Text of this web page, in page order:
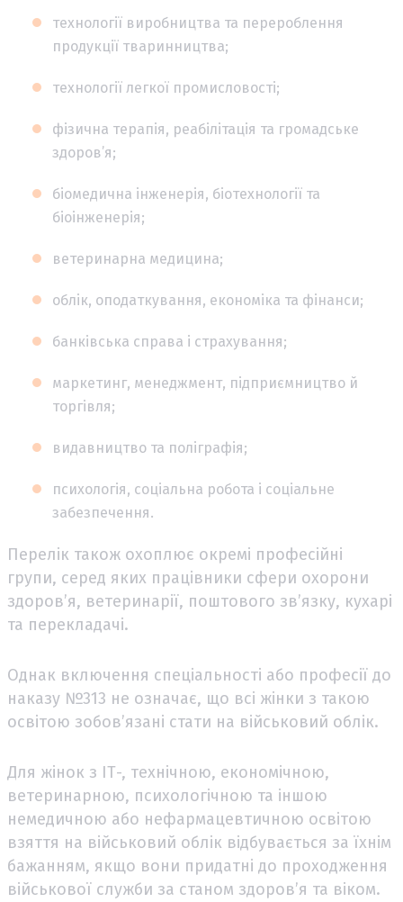
технології виробництва та перероблення
продукції тваринництва;
технології легкої промисловості;
фізична терапія, реабілітація та громадське
здоров’я;
біомедична інженерія, біотехнології та
біоінженерія;
ветеринарна медицина;
облік, оподаткування, економіка та фінанси;
банківська справа і страхування;
маркетинг, менеджмент, підприємництво й
торгівля;
видавництво та поліграфія;
психологія, соціальна робота і соціальне
забезпечення.
Перелік також охоплює окремі професійні
групи, серед яких працівники сфери охорони
здоров’я, ветеринарії, поштового зв’язку, кухарі
та перекладачі.
Однак включення спеціальності або професії до
наказу №313 не означає, що всі жінки з такою
освітою зобов’язані стати на військовий облік.
Для жінок з ІТ-, технічною, економічною,
ветеринарною, психологічною та іншою
немедичною або нефармацевтичною освітою
взяття на військовий облік відбувається за їхнім
бажанням, якщо вони придатні до проходження
військової служби за станом здоров’я та віком.